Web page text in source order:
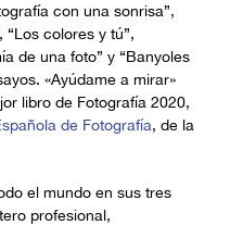
con una sonrisa”,
“Los colores y tú”,
de una foto” y “Banyoles
«Ayúdame a mirar»
libro de Fotografía 2020,
de Fotografía, de la
el mundo en sus tres
profesional,